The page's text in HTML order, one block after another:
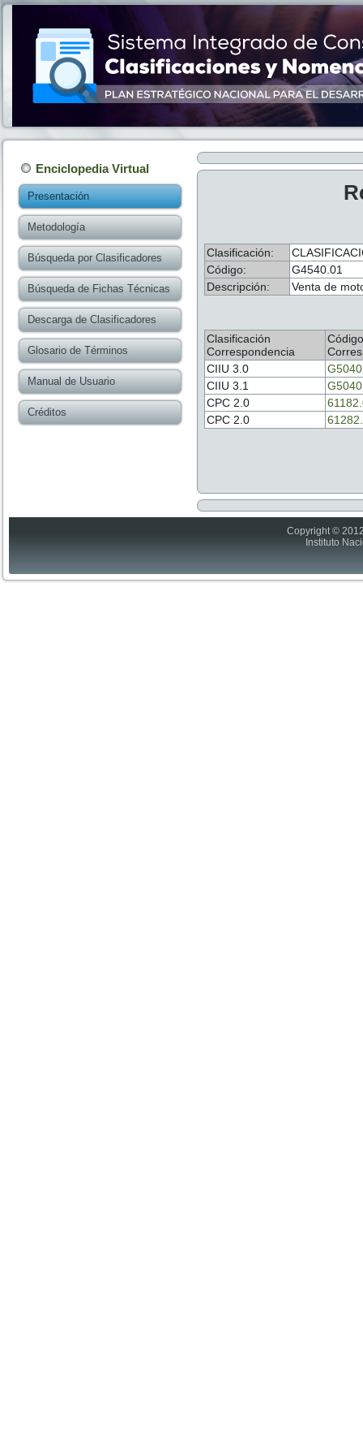
Enciclopedia Virtual
Presentación
Metodología
Búsqueda por Clasificadores
Búsqueda de Fichas Técnicas
Descarga de Clasificadores
Glosario de Términos
Manual de Usuario
Créditos
Clasificación:
Código:
G4540.01
Descripción:
Venta de
Clasificación
Correspondencia
Código
CIIU 3.0
CIIU 3.1
CPC 2.0
CPC 2.0
Copyright ©
Instituto